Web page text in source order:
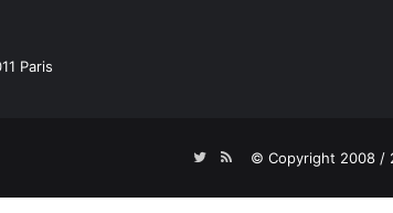
Paris
© Copyright 2008 /
Twitter
RSS